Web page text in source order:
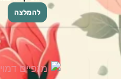
להמלצה